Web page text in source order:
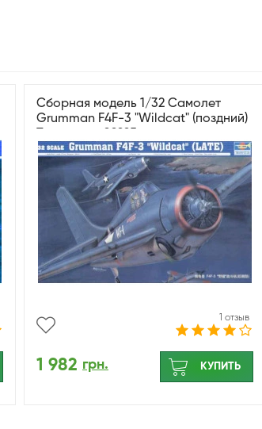
Сборная модель 1/32 Самолет
Grumman F4F-3 "Wildcat" (поздний)
1 отзыв
1 982 грн. КУПИТЬ